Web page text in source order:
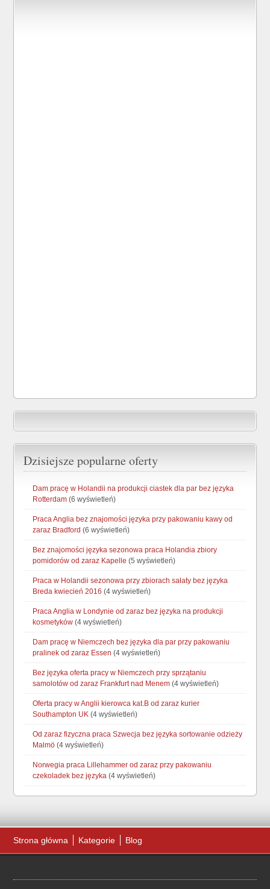
Dzisiejsze popularne oferty
Dam pracę w Holandii na produkcji ciastek dla par bez języka
Rotterdam (6 wyświetleń)
Praca Anglia bez znajomości języka przy pakowaniu kawy od
zaraz Bradford (6 wyświetleń)
Bez znajomości języka sezonowa praca Holandia zbiory
pomidorów od zaraz Kapelle (5 wyświetleń)
Praca w Holandii sezonowa przy zbiorach sałaty bez języka
Breda kwiecień 2016 (4 wyświetleń)
Praca Anglia w Londynie od zaraz bez języka na produkcji
kosmetyków (4 wyświetleń)
Dam pracę w Niemczech bez języka dla par przy pakowaniu
pralinek od zaraz Essen (4 wyświetleń)
Bez języka oferta pracy w Niemczech przy sprzątaniu
samolotów od zaraz Frankfurt nad Menem (4 wyświetleń)
Oferta pracy w Anglii kierowca kat.B od zaraz kurier
Southampton UK (4 wyświetleń)
Od zaraz fizyczna praca Szwecja bez języka sortowanie odzieży
Malmö (4 wyświetleń)
Norwegia praca Lillehammer od zaraz przy pakowaniu
czekoladek bez języka (4 wyświetleń)
Strona główna Kategorie Blog